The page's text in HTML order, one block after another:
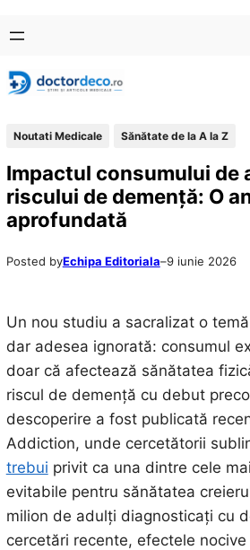
conținut
content
Noutati Medicale Sănătate de la A la Z
Impactul consumului de
riscului de demență: O
aprofundată
Posted byEchipa Editoriala–9 iunie 2026
Un nou studiu a sacralizat o
dar adesea ignorată: consumul
doar că afectează sănătatea
riscul de demență cu debut
descoperire a fost publicată
Addiction, unde cercetătorii
trebui privit ca una dintre cele
evitabile pentru sănătatea
milion de adulți diagnosticați cu
cercetări recente, efectele